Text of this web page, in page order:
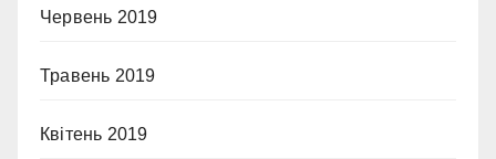
Червень 2019
Травень 2019
Квітень 2019